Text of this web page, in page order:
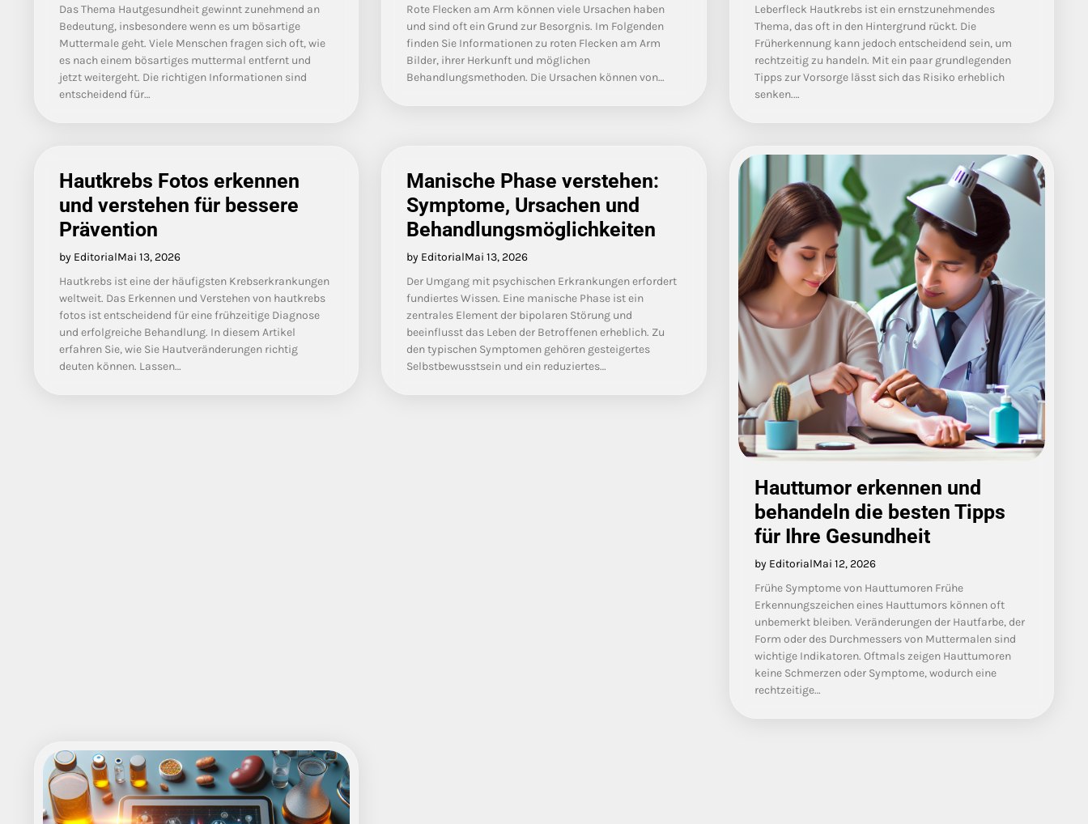
Das Thema Hautgesundheit gewinnt zunehmend an
Bedeutung, insbesondere wenn es um bösartige
Muttermale geht. Viele Menschen fragen sich oft, wie
es nach einem bösartiges muttermal entfernt und
jetzt weitergeht. Die richtigen Informationen sind
entscheidend für…
Rote Flecken am Arm können viele Ursachen haben
und sind oft ein Grund zur Besorgnis. Im Folgenden
finden Sie Informationen zu roten Flecken am Arm
Bilder, ihrer Herkunft und möglichen
Behandlungsmethoden. Die Ursachen können von…
Leberfleck Hautkrebs ist ein ernstzunehmendes
Thema, das oft in den Hintergrund rückt. Die
Früherkennung kann jedoch entscheidend sein, um
rechtzeitig zu handeln. Mit ein paar grundlegenden
Tipps zur Vorsorge lässt sich das Risiko erheblich
senken.…
Hautkrebs Fotos erkennen
und verstehen für bessere
Prävention
by EditorialMai 13, 2026
Hautkrebs ist eine der häufigsten Krebserkrankungen
weltweit. Das Erkennen und Verstehen von hautkrebs
fotos ist entscheidend für eine frühzeitige Diagnose
und erfolgreiche Behandlung. In diesem Artikel
erfahren Sie, wie Sie Hautveränderungen richtig
deuten können. Lassen…
Manische Phase verstehen:
Symptome, Ursachen und
Behandlungsmöglichkeiten
by EditorialMai 13, 2026
Der Umgang mit psychischen Erkrankungen erfordert
fundiertes Wissen. Eine manische Phase ist ein
zentrales Element der bipolaren Störung und
beeinflusst das Leben der Betroffenen erheblich. Zu
den typischen Symptomen gehören gesteigertes
Selbstbewusstsein und ein reduziertes…
Hauttumor erkennen und
behandeln die besten Tipps
für Ihre Gesundheit
by EditorialMai 12, 2026
Frühe Symptome von Hauttumoren Frühe
Erkennungszeichen eines Hauttumors können oft
unbemerkt bleiben. Veränderungen der Hautfarbe, der
Form oder des Durchmessers von Muttermalen sind
wichtige Indikatoren. Oftmals zeigen Hauttumoren
keine Schmerzen oder Symptome, wodurch eine
rechtzeitige…